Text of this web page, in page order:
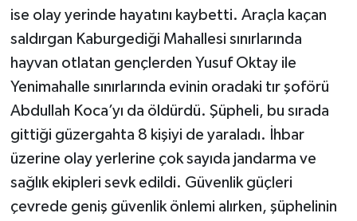
ise olay yerinde hayatını kaybetti. Araçla kaçan
saldırgan Kaburgediği Mahallesi sınırlarında
hayvan otlatan gençlerden Yusuf Oktay ile
Yenimahalle sınırlarında evinin oradaki tır şoförü
Abdullah Koca’yı da öldürdü. Şüpheli, bu sırada
gittiği güzergahta 8 kişiyi de yaraladı. İhbar
üzerine olay yerlerine çok sayıda jandarma ve
sağlık ekipleri sevk edildi. Güvenlik güçleri
çevrede geniş güvenlik önlemi alırken, şüphelinin